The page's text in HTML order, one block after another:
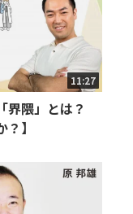
11:27
界隈」とは？
】